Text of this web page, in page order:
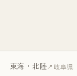
温泉旅館
東海・北陸 岐阜県